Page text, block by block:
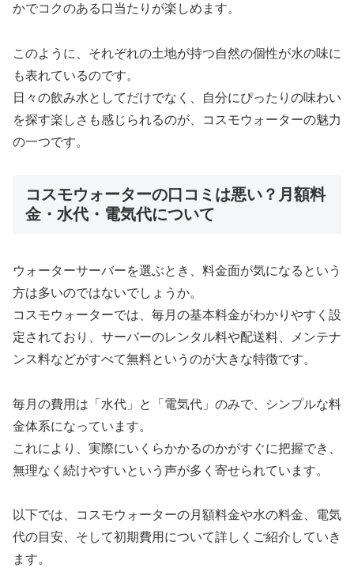
かでコクのある口当たりが楽しめます。
このように、それぞれの土地が持つ自然の個性が水の味に
も表れているのです。
日々の飲み水としてだけでなく、自分にぴったりの味わい
を探す楽しさも感じられるのが、コスモウォーターの魅力
の一つです。
コスモウォーターの口コミは悪い？月額料
金・水代・電気代について
ウォーターサーバーを選ぶとき、料金面が気になるという
方は多いのではないでしょうか。
コスモウォーターでは、毎月の基本料金がわかりやすく設
定されており、サーバーのレンタル料や配送料、メンテナ
ンス料などがすべて無料というのが大きな特徴です。
毎月の費用は「水代」と「電気代」のみで、シンプルな料
金体系になっています。
これにより、実際にいくらかかるのかがすぐに把握でき、
無理なく続けやすいという声が多く寄せられています。
以下では、コスモウォーターの月額料金や水の料金、電気
代の目安、そして初期費用について詳しくご紹介していき
ます。